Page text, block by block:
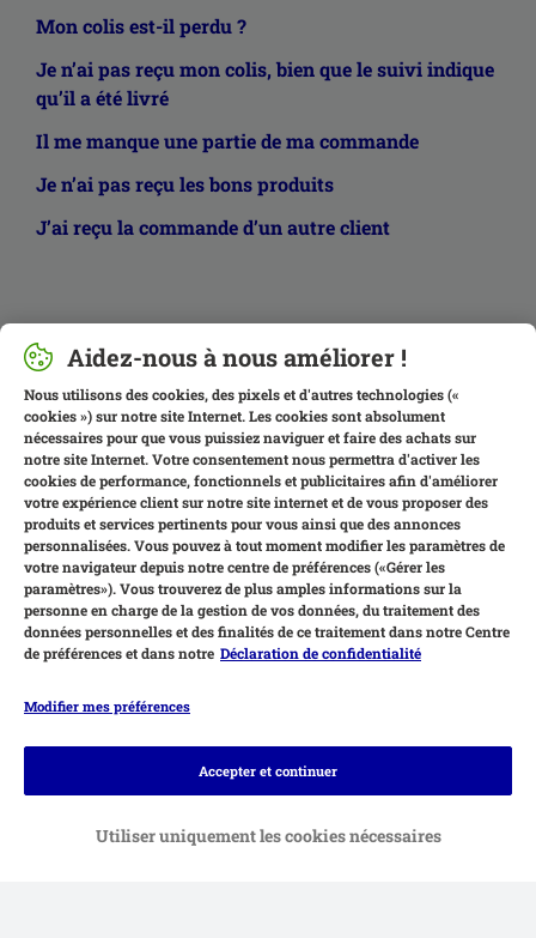
Mon colis est-il perdu ?
Je n’ai pas reçu mon colis, bien que le suivi indique
qu’il a été livré
Il me manque une partie de ma commande
Je n’ai pas reçu les bons produits
J’ai reçu la commande d’un autre client
Moyens de paiement
Virement bancaire et facture
Aidez-nous à nous améliorer !
Nous utilisons des cookies, des pixels et d'autres technologies («
cookies ») sur notre site Internet. Les cookies sont absolument
nécessaires pour que vous puissiez naviguer et faire des achats sur
notre site Internet. Votre consentement nous permettra d'activer les
cookies de performance, fonctionnels et publicitaires afin d'améliorer
votre expérience client sur notre site internet et de vous proposer des
produits et services pertinents pour vous ainsi que des annonces
personnalisées. Vous pouvez à tout moment modifier les paramètres de
votre navigateur depuis notre centre de préférences («Gérer les
paramètres»). Vous trouverez de plus amples informations sur la
personne en charge de la gestion de vos données, du traitement des
données personnelles et des finalités de ce traitement dans notre Centre
de préférences et dans notre Déclaration de confidentialité
Modifier mes préférences
Utiliser uniquement les cookies nécessaires
Accepter et continuer